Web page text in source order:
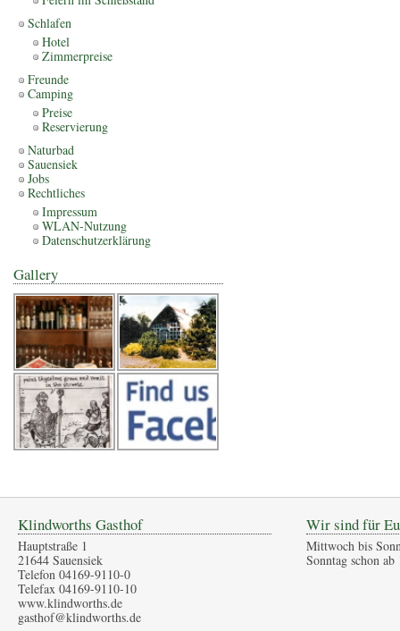
Schlafen
Hotel
Zimmerpreise
Freunde
Camping
Preise
Reservierung
Naturbad
Sauensiek
Jobs
Rechtliches
Impressum
WLAN-Nutzung
Datenschutzerklärung
Gallery
Klindworths Gasthof
Hauptstraße 1
21644 Sauensiek
Telefon 04169-9110-0
Telefax 04169-9110-10
www.klindworths.de
gasthof@klindworths.de
Wir sind für
Mittwoch bis
Sonntag schon